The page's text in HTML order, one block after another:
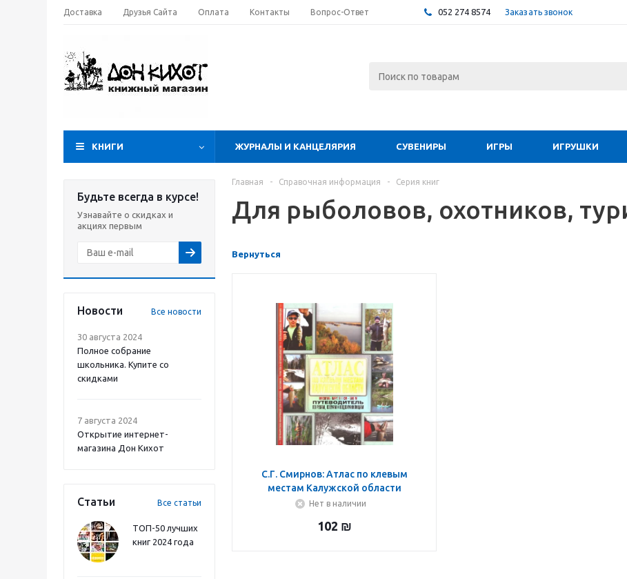
Доставка Друзья Сайта Оплата Контакты Вопрос-Ответ 052 274 8574 Заказать звонок
КНИГИ ЖУРНАЛЫ И КАНЦЕЛЯРИЯ СУВЕНИРЫ ИГРЫ ИГРУШКИ
Будьте всегда в курсе!
Узнавайте о скидках и
акциях первым
Новости Все новости
30 августа 2024
Полное собрание
школьника. Купите со
скидками
7 августа 2024
Открытие интернет-
магазина Дон Кихот
Статьи Все статьи
ТОП-50 лучших
книг 2024 года
Главная - Справочная информация - Серия книг
Для рыболовов, охотников,
Вернуться
С.Г. Смирнов: Атлас по клевым
местам Калужской области
Нет в наличии
102 ₪